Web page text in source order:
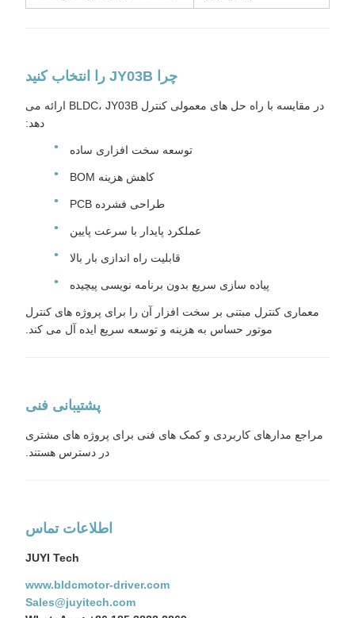
چرا JY03B را انتخاب کنید
در مقایسه با راه حل های معمولی کنترل BLDC، JY03B ارائه می
دهد:
توسعه سخت افزاری ساده
کاهش هزینه BOM
طراحی فشرده PCB
عملکرد پایدار با سرعت پایین
قابلیت راه اندازی بار بالا
پیاده سازی سریع بدون برنامه نویسی پیچیده
معماری کنترل مبتنی بر سخت افزار آن را برای پروژه های کنترل
موتور حساس به هزینه و توسعه سریع ایده آل می کند.
پشتیبانی فنی
مراجع مدارهای کاربردی و کمک های فنی برای پروژه های مشتری
در دسترس هستند.
اطلاعات تماس
JUYI Tech
www.bldcmotor-driver.com
Sales@juyitech.com